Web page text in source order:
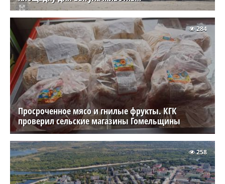
Просроченное мясо и гнилые фрукты. КГК
проверил сельские магазины Гомельщины
284
258